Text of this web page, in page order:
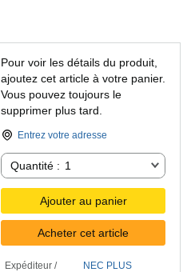
Pour voir les détails du produit,
ajoutez cet article à votre panier.
Vous pouvez toujours le
supprimer plus tard.
Entrez votre adresse
Quantité :
Quantité : 1
Ajouter au panier
Acheter cet article
Expéditeur /
NEC PLUS